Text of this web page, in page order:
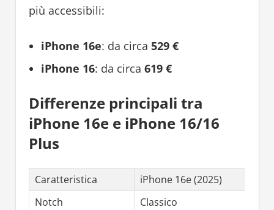
più accessibili:
iPhone 16e: da circa 529 €
iPhone 16: da circa 619 €
Differenze principali tra
iPhone 16e e iPhone 16/16
Plus
Caratteristica
iPhone 16e (2025)
Notch
Classico